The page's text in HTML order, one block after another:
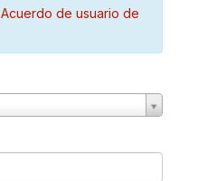
Acuerdo de usuario de